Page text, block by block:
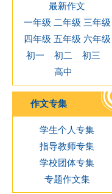
最新作文
一年级 二年级 三年级
四年级 五年级 六年级
初一
初二
初三
高中
作文专集
学生个人专集
指导教师专集
学校团体专集
专题作文集